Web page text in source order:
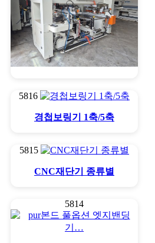
5816
경첩보링기 1축/5축
5815
CNC재단기 종류별
5814